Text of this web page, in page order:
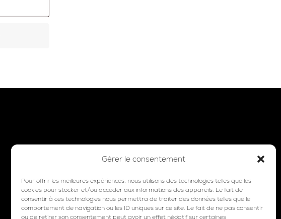
Gérer le consentement
Pour offrir les meilleures expériences, nous utilisons des technologies telles que les
cookies pour stocker et/ou accéder aux informations des appareils. Le fait de
consentir à ces technologies nous permettra de traiter des données telles que le
comportement de navigation ou les ID uniques sur ce site. Le fait de ne pas consentir
ou de retirer son consentement peut avoir un effet négatif sur certaines